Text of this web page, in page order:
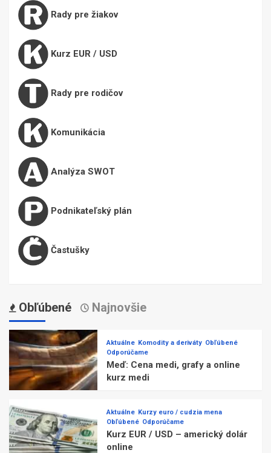
Rady pre žiakov
Kurz EUR / USD
Rady pre rodičov
Komunikácia
Analýza SWOT
Podnikateľský plán
Častušky
Obľúbené Najnovšie
Aktuálne Komodity a deriváty Obľúbené
Odporúčame
Meď: Cena medi, grafy a online
kurz medi
Aktuálne Kurzy euro / cudzia mena
Obľúbené Odporúčame
Kurz EUR / USD – americký dolár
online